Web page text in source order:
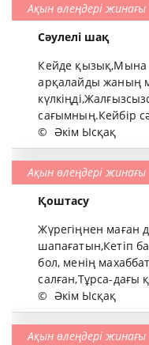
Ақын өлеңдері жинағы
Сәулелі шақ
Кейде қызық,Мына
арқалайды жаның
сағымның.Кейбір
© Әкім Ысқақ
Ақын өлеңдері жинағы
Қоштасу
Жүрегіңнен маған
шапағатын,Кетіп
бол, менің
салған,Тұрса-дағы
© Әкім Ысқақ
Ақын өлеңдері жинағы